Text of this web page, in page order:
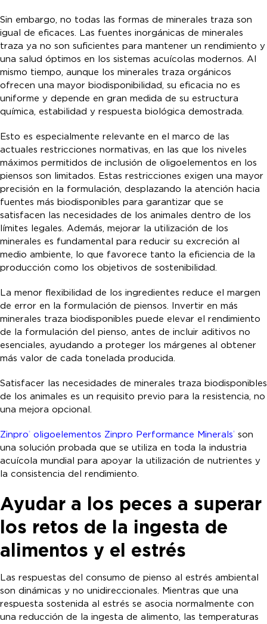
Sin embargo, no todas las formas de minerales traza son
igual de eficaces. Las fuentes inorgánicas de minerales
traza ya no son suficientes para mantener un rendimiento y
una salud óptimos en los sistemas acuícolas modernos. Al
mismo tiempo, aunque los minerales traza orgánicos
ofrecen una mayor biodisponibilidad, su eficacia no es
uniforme y depende en gran medida de su estructura
química, estabilidad y respuesta biológica demostrada.
Esto es especialmente relevante en el marco de las
actuales restricciones normativas, en las que los niveles
máximos permitidos de inclusión de oligoelementos en los
piensos son limitados. Estas restricciones exigen una mayor
precisión en la formulación, desplazando la atención hacia
fuentes más biodisponibles para garantizar que se
satisfacen las necesidades de los animales dentro de los
límites legales. Además, mejorar la utilización de los
minerales es fundamental para reducir su excreción al
medio ambiente, lo que favorece tanto la eficiencia de la
producción como los objetivos de sostenibilidad.
La menor flexibilidad de los ingredientes reduce el margen
de error en la formulación de piensos. Invertir en más
minerales traza biodisponibles puede elevar el rendimiento
de la formulación del pienso, antes de incluir aditivos no
esenciales, ayudando a proteger los márgenes al obtener
más valor de cada tonelada producida.
Satisfacer las necesidades de minerales traza biodisponibles
de los animales es un requisito previo para la resistencia, no
una mejora opcional.
Zinpro® oligoelementos Zinpro Performance Minerals® son
una solución probada que se utiliza en toda la industria
acuícola mundial para apoyar la utilización de nutrientes y
la consistencia del rendimiento.
Ayudar a los peces a superar
los retos de la ingesta de
alimentos y el estrés
Las respuestas del consumo de pienso al estrés ambiental
son dinámicas y no unidireccionales. Mientras que una
respuesta sostenida al estrés se asocia normalmente con
una reducción de la ingesta de alimento, las temperaturas